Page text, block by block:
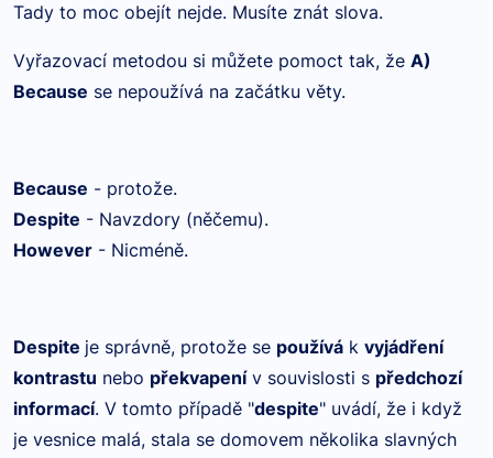
Tady to moc obejít nejde. Musíte znát slova.
Vyřazovací metodou si můžete pomoct tak, že A)
Because se nepoužívá na začátku věty.
Because - protože.
Despite - Navzdory (něčemu).
However - Nicméně.
Despite je správně, protože se používá k vyjádření
kontrastu nebo překvapenív souvislosti s předchozí
informací. V tomto případě "despite" uvádí, že i když
je vesnice malá, stala se domovem několika slavných